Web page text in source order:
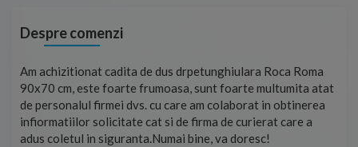
Despre comenzi
Foarte prompți, am cerut detalii despre produs care nu erau
pe site și le-am primit imediat. După ce am plasat comanda,
aceasta a ajuns foarte repede. Mulțumesc!
Cristina Opre -10.07.2026